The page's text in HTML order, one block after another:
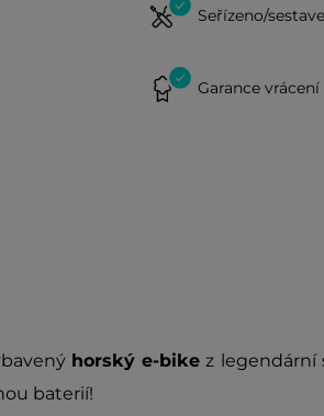
Seřízeno/
Garance vrácení
horský e-bike z legendární
baterií!